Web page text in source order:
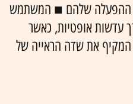
ההפעלה שלהם ■ המשתמש
עדשות אופטיות, כאשר
את שדה הראייה של